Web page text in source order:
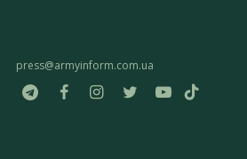
press@armyinform.com.ua